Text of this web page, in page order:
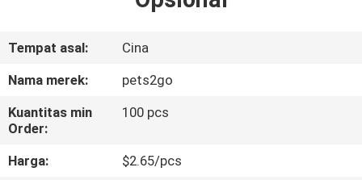
TENTANG
KAMI
TUR
PABRIK
Tempat asal:
Cina
Nama merek:
pets2go
Kuantitas min
Order:
100 pcs
Harga:
$2.65/pcs